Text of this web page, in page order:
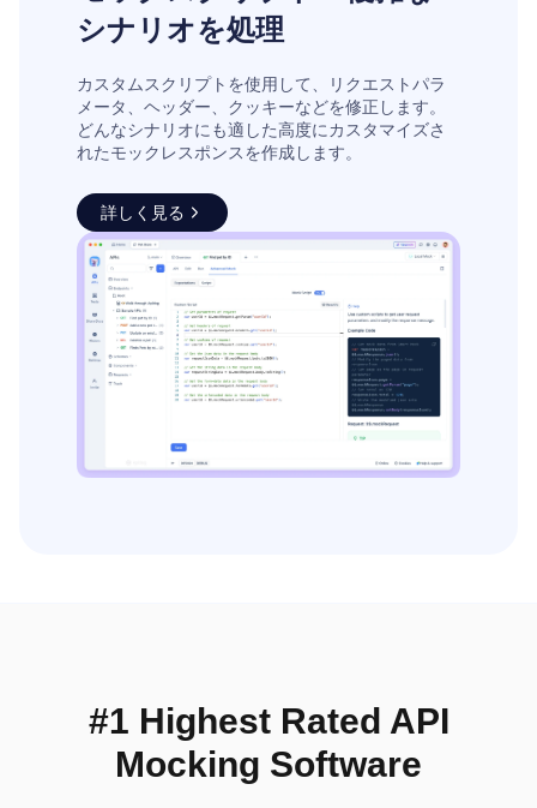
シナリオを処理
カスタムスクリプトを使用して、リクエストパラ
メータ、ヘッダー、クッキーなどを修正します。
どんなシナリオにも適した高度にカスタマイズさ
れたモックレスポンスを作成します。
詳しく見る
#1 Highest Rated API
Mocking Software